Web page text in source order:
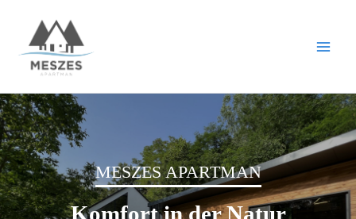
springen
MESZES APARTMAN
Komfort in der Natur